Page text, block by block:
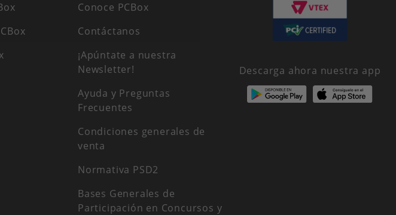
Conoce PCBox
Contáctanos
¡Apúntate a nuestra
Newsletter!
Ayuda y Preguntas
Frecuentes
Condiciones generales de
venta
Normativa PSD2
Bases Generales de
Participación en Concursos y
Descarga ahora nuestra app